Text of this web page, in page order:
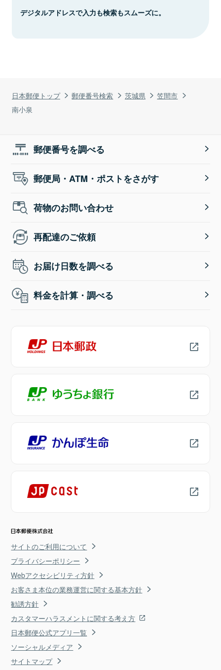
日本郵便トップ 郵便番号検索 茨城県
笠間市
南小泉
デジタルアドレスで入力も検索もスムーズに。
郵便番号を調べる
郵便局・ATM・ポストをさがす
荷物のお問い合わせ
再配達のご依頼
お届け日数を調べる
料金を計算・調べる
サイトのご利用について
プライバシーポリシー
Webアクセシビリティ方針
お客さま本位の業務運営に関する基本方針
勧誘方針
カスタマーハラスメントに関する考え方
日本郵便公式アプリ一覧
ソーシャルメディア
サイトマップ